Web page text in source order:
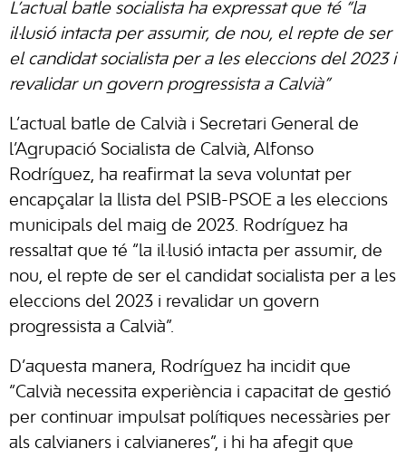
L’actual batle socialista ha expressat que té “la
il·lusió intacta per assumir, de nou, el repte de ser
el candidat socialista per a les eleccions del 2023 i
revalidar un govern progressista a Calvià”
L’actual batle de Calvià i Secretari General de
l’Agrupació Socialista de Calvià, Alfonso
Rodríguez, ha reafirmat la seva voluntat per
encapçalar la llista del PSIB-PSOE a les eleccions
municipals del maig de 2023. Rodríguez ha
ressaltat que té “la il·lusió intacta per assumir, de
nou, el repte de ser el candidat socialista per a les
eleccions del 2023 i revalidar un govern
progressista a Calvià”.
D’aquesta manera, Rodríguez ha incidit que
“Calvià necessita experiència i capacitat de gestió
per continuar impulsat polítiques necessàries per
als calvianers i calvianeres”, i hi ha afegit que